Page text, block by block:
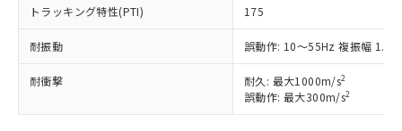
トラッキング特性(PTI) 175
耐振動 誤動作: 10～55Hz 複振幅
耐衝撃 耐久: 最大1000m/s2
誤動作: 最大300m/s2
了承ください。
正式な納期状況および標準価格はお客
様のお取引先、またはお客様担当のオ
ムロン制御機器販売店・当社販売員に
オムロン制御機器販売店や当社販売拠
点は「販売ネットワーク
」をご確認
(PBDE) 1000ppm以下、フタル酸ビス(2-エチルヘキシ
ル) (DEHP)(別名：DOP) 1000ppm以下、フタル酸ブチ
（DBP） 1000ppm以下、フタル酸ジイソブチル
但し、RoHS指令で産業用監視および制御機器に対する
フタル酸エステル類の４物質については閾値を超える意
図的な使用がないことを確認しています。
ニル類) : 1000ppm、 PBDEs(ポリ臭化ジフェニルエーテ
DBP(フタル酸ジブチル) : 1000ppm、 DIBP(フタル酸ジ
イソブチル) : 1000ppm、 BBP(フタル酸ブチルベンジ
DEHP(フタル酸ビス(2-エチルヘキシル)) : 1000ppm
当社は規制貨物を破棄する場合は、完
全に破砕するなど、違法に輸出されな
いよう必要な手段を講じます。
当社は貴社製品を、核兵器、ミサイ
ル、化学兵器、生物兵器またはその他
武器並びにこれらの製造装置等に一切
○ 一定数以上の在庫あり
一定数には満たないが在庫あり
在庫なし(最新の在庫状況につ
いては、お客様のお取引先、ま